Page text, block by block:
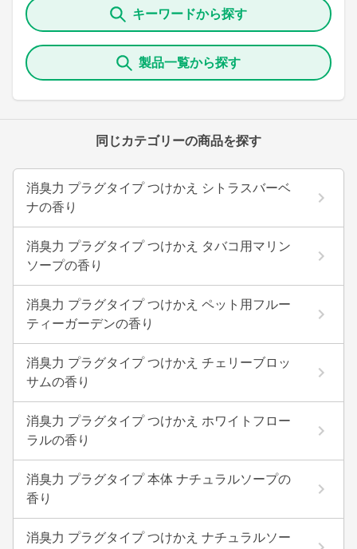
キーワードから探す
製品一覧から探す
同じカテゴリーの商品を探す
消臭力 プラグタイプ つけかえ シトラスバーベ
ナの香り
消臭力 プラグタイプ つけかえ タバコ用マリン
ソープの香り
消臭力 プラグタイプ つけかえ ペット用フルー
ティーガーデンの香り
消臭力 プラグタイプ つけかえ チェリーブロッ
サムの香り
消臭力 プラグタイプ つけかえ ホワイトフロー
ラルの香り
消臭力 プラグタイプ 本体 ナチュラルソープの
香り
消臭力 プラグタイプ つけかえ ナチュラルソー